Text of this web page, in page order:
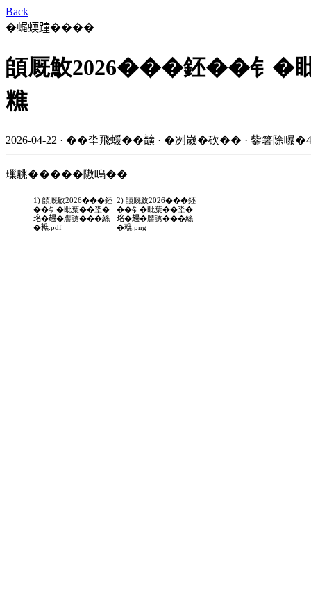
Back
�𧋦蝡蹱����
頧厩䰻2026���鉟��钅
𥼚
2026-04-22 · ��坔飛蝯��𩑈 · �冽嵗�砍�� · 鈭箸除嚗
璅䠷�����隞嗚��
1) 頧厩䰻2026���鉟
��钅�䀝葉��坔�
𤥁�𧼮�譍誘���絲
�𥼚.pdf
2) 頧厩䰻2026���鉟
��钅�䀝葉��坔�
𤥁�𧼮�譍誘���絲
�𥼚.png